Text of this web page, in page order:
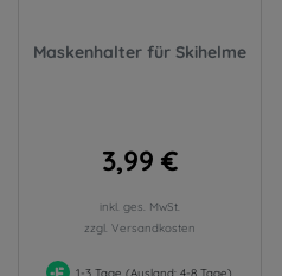
Maskenhalter für Skihelme
3,99 €
inkl. ges. MwSt.
zzgl. Versandkosten
1-3 Tage (Ausland: 4-8 Tage)